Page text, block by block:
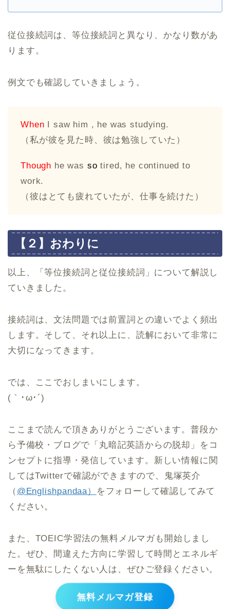
従位接続詞は、等位接続詞と異なり、かなり数があ
ります。
例文でも確認していきましょう。
When I saw him , he was studying.
（私が彼を見た時、彼は勉強していた）
Though he was sotired, he continued to
work.
（彼はとても疲れていたが、仕事を続けた）
【２】おわりに
以上、「等位接続詞と従位接続詞」について解説し
ていきました。
接続詞は、文法問題では前置詞との違いでよく頻出
します。そして、それ以上に、読解において非常に
大切になってきます。
では、ここでおしまいにします。
(｀･ω･´)ゞ
ここまで読んで頂きありがとうございます。普段か
ら予備校・ブログで「丸暗記英語からの脱却」をコ
ンセプトに指導・発信しています。新しい情報に関
してはTwitterで確認ができますので、鬼塚英介
（ @Englishpandaa）
をフォローして確認してみて
ください。
また、TOEIC学習法の無料メルマガも開始しまし
た。ぜひ、間違えた方向に学習して時間とエネルギ
ーを無駄にしたくない人は、ぜひご登録ください。
無料メルマガ登録